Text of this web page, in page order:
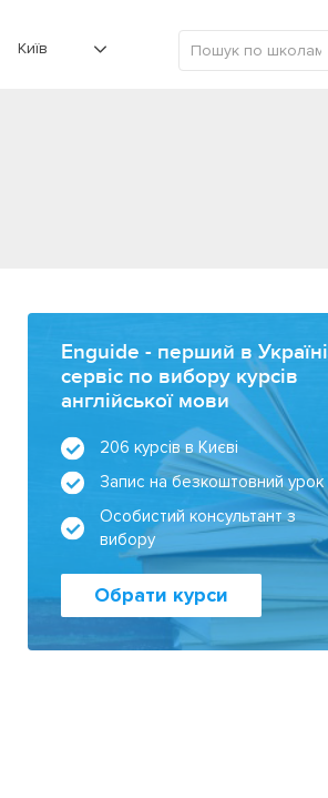
Київ
Enguide - перший в Україні
сервіс по вибору курсів
англійської мови
206 курсів в Києві
Запис на безкоштовний урок
Особистий консультант з
вибору
Обрати курси